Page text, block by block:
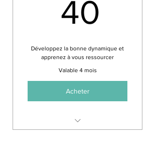
40
Développez la bonne dynamique et
apprenez à vous ressourcer
Valable 4 mois
Acheter